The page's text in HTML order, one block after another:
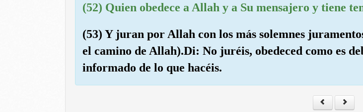
(52) Quien obedece a Allah y a Su mensajero y tiene
(53) Y juran por Allah con los más solemnes
el camino de Allah).Di: No juréis, obedeced como es
informado de lo que hacéis.